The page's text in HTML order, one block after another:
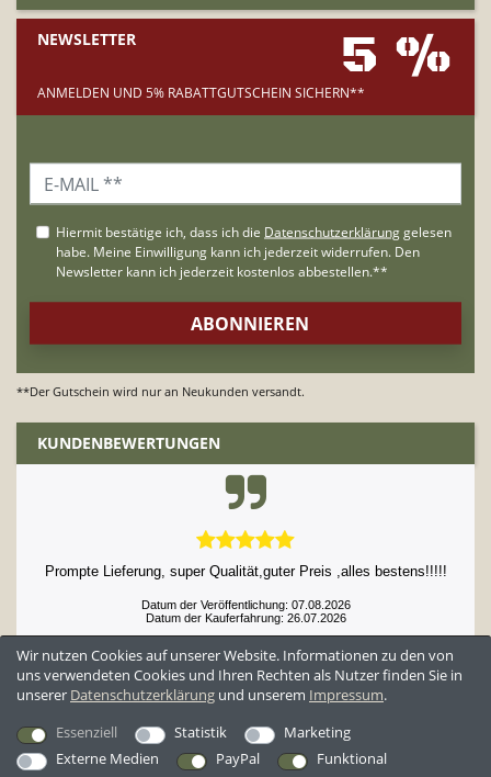
NEWSLETTER 5 %
ANMELDEN UND 5% RABATTGUTSCHEIN SICHERN**
**Der Gutschein wird nur an Neukunden versandt.
KUNDENBEWERTUNGEN
Prompte Lieferung, super Qualität,guter Preis ,alles bestens!!!!!
Datum der Veröffentlichung: 07.08.2026
Datum der Kauferfahrung: 26.07.2026
Wir nutzen Cookies auf unserer Website. Informationen zu den von
uns verwendeten Cookies und Ihren Rechten als Nutzer finden Sie in
unserer Daten­schutz­erklärung und unserem Impressum.
Essenziell
Statistik
Marketing
Externe Medien
PayPal
Funktional